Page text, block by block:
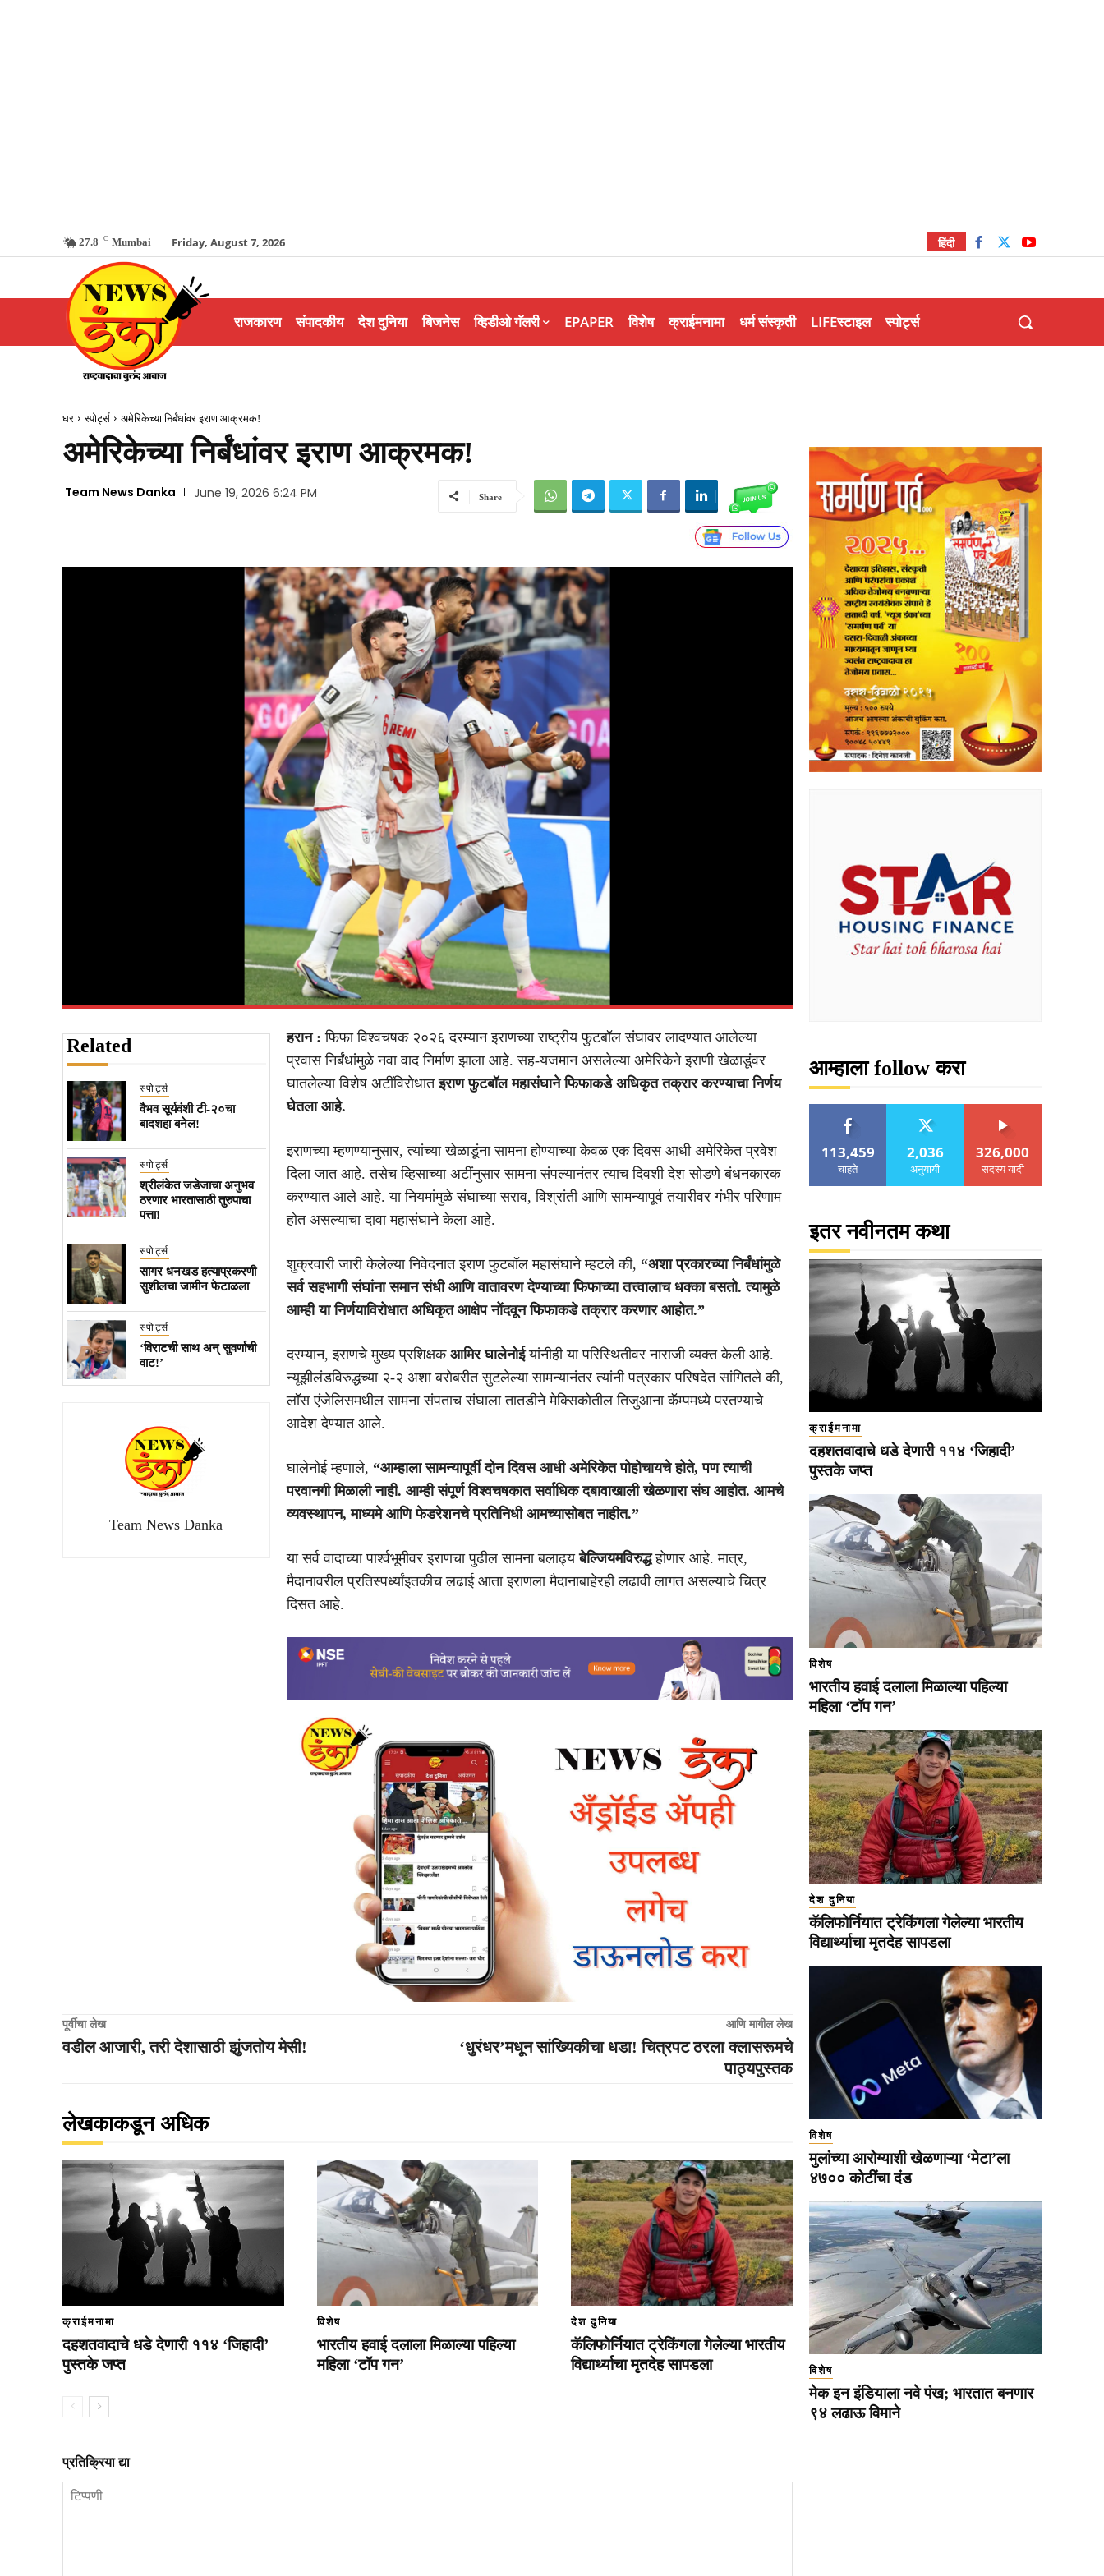
27.8 C Mumbai Friday, August 7, 2026 हिंदी
राजकारण संपादकीय देश दुनिया बिजनेस व्हिडीओ गॅलरी EPAPER विशेष क्राईमनामा धर्म संस्कृती LIFEस्टाइल स्पोर्ट्स
घर स्पोर्ट्स अमेरिकेच्या निर्बंधांवर इराण आक्रमक!
अमेरिकेच्या निर्बंधांवर इराण आक्रमक!
Team News Danka June 19, 2026 6:24 PM Share
Related
स्पोर्ट्स
वैभव सूर्यवंशी टी-२०चा
बादशहा बनेल!
स्पोर्ट्स
श्रीलंकेत जडेजाचा अनुभव
ठरणार भारतासाठी तुरुपाचा
पत्ता!
स्पोर्ट्स
सागर धनखड हत्याप्रकरणी
सुशीलचा जामीन फेटाळला
स्पोर्ट्स
‘विराटची साथ अन् सुवर्णाची
वाट!’
Team News Danka
हरान : फिफा विश्वचषक २०२६ दरम्यान इराणच्या राष्ट्रीय फुटबॉल संघावर लादण्यात आलेल्या
प्रवास निर्बंधांमुळे नवा वाद निर्माण झाला आहे. सह-यजमान असलेल्या अमेरिकेने इराणी खेळाडूंवर
घातलेल्या विशेष अटींविरोधातइराण फुटबॉल महासंघाने फिफाकडे अधिकृत तक्रार करण्याचा निर्णय
घेतला आहे.
इराणच्या म्हणण्यानुसार, त्यांच्या खेळाडूंना सामना होण्याच्या केवळ एक दिवस आधी अमेरिकेत प्रवेश
दिला जात आहे. तसेच व्हिसाच्या अटींनुसार सामना संपल्यानंतर त्याच दिवशी देश सोडणे बंधनकारक
करण्यात आले आहे. या नियमांमुळे संघाच्या सराव, विश्रांती आणि सामन्यापूर्व तयारीवर गंभीर परिणाम
होत असल्याचा दावा महासंघाने केला आहे.
शुक्रवारी जारी केलेल्या निवेदनात इराण फुटबॉल महासंघाने म्हटले की, “अशा प्रकारच्या निर्बंधांमुळे
सर्व सहभागी संघांना समान संधी आणि वातावरण देण्याच्या फिफाच्या तत्त्वालाच धक्का बसतो. त्यामुळे
आम्ही या निर्णयाविरोधात अधिकृत आक्षेप नोंदवून फिफाकडे तक्रार करणार आहोत.”
दरम्यान, इराणचे मुख्य प्रशिक्षक आमिर घालेनोईयांनीही या परिस्थितीवर नाराजी व्यक्त केली आहे.
न्यूझीलंडविरुद्धच्या २-२ अशा बरोबरीत सुटलेल्या सामन्यानंतर त्यांनी पत्रकार परिषदेत सांगितले की,
लॉस एंजेलिसमधील सामना संपताच संघाला तातडीने मेक्सिकोतील तिजुआना कॅम्पमध्ये परतण्याचे
आदेश देण्यात आले.
घालेनोई म्हणाले, “आम्हाला सामन्यापूर्वी दोन दिवस आधी अमेरिकेत पोहोचायचे होते, पण त्याची
परवानगी मिळाली नाही. आम्ही संपूर्ण विश्वचषकात सर्वाधिक दबावाखाली खेळणारा संघ आहोत. आमचे
व्यवस्थापन, माध्यमे आणि फेडरेशनचे प्रतिनिधी आमच्यासोबत नाहीत.”
या सर्व वादाच्या पार्श्वभूमीवर इराणचा पुढील सामना बलाढ्यबेल्जियमविरुद्धहोणार आहे. मात्र,
मैदानावरील प्रतिस्पर्ध्यांइतकीच लढाई आता इराणला मैदानाबाहेरही लढावी लागत असल्याचे चित्र
दिसत आहे.
पूर्वीचा लेख
वडील आजारी, तरी देशासाठी झुंजतोय मेसी!
आणि मागील लेख
‘धुरंधर’मधून सांख्यिकीचा धडा! चित्रपट ठरला क्लासरूमचे
पाठ्यपुस्तक
लेखकाकडून अधिक
क्राईमनामा
दहशतवादाचे धडे देणारी ११४ ‘जिहादी’
पुस्तके जप्त
विशेष
भारतीय हवाई दलाला मिळाल्या पहिल्या
महिला ‘टॉप गन’
देश दुनिया
कॅलिफोर्नियात ट्रेकिंगला गेलेल्या भारतीय
विद्यार्थ्याचा मृतदेह सापडला
प्रतिक्रिया द्या
आम्हाला follow करा
113,459
चाहते
2,036
अनुयायी
326,000
सदस्य यादी
इतर नवीनतम कथा
क्राईमनामा
दहशतवादाचे धडे देणारी ११४ ‘जिहादी’
पुस्तके जप्त
विशेष
भारतीय हवाई दलाला मिळाल्या पहिल्या
महिला ‘टॉप गन’
देश दुनिया
कॅलिफोर्नियात ट्रेकिंगला गेलेल्या भारतीय
विद्यार्थ्याचा मृतदेह सापडला
विशेष
मुलांच्या आरोग्याशी खेळणाऱ्या ‘मेटा’ला
४७०० कोटींचा दंड
विशेष
मेक इन इंडियाला नवे पंख; भारतात बनणार
९४ लढाऊ विमाने